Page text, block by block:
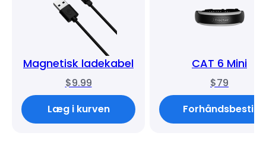
Magnetisk ladekabel
$9.99
Læg i kurven
CAT 6 Mini
$79
Forhåndsbestil